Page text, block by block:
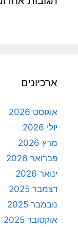
ארכיונים
אוגוסט 2026
יולי 2026
מרץ 2026
פברואר 2026
ינואר 2026
דצמבר 2025
נובמבר 2025
אוקטובר 2025